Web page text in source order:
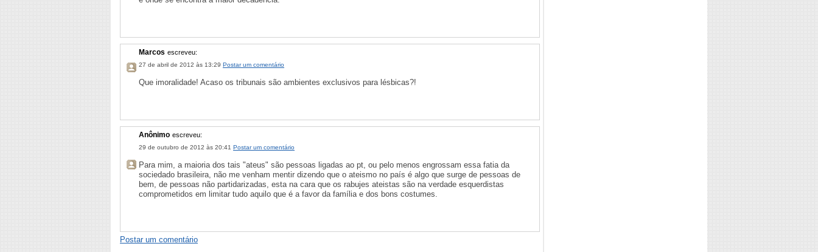
Marcos escreveu:
27 de abril de 2012 às 13:29 Postar um comentário
Que imoralidade! Acaso os tribunais são ambientes exclusivos para lésbicas?!
Anônimo escreveu:
29 de outubro de 2012 às 20:41 Postar um comentário
Para mim, a maioria dos tais "ateus" são pessoas ligadas ao pt, ou pelo menos engrossam essa fatia da
sociedado brasileira, não me venham mentir dizendo que o ateismo no país é algo que surge de pessoas de
bem, de pessoas não partidarizadas, esta na cara que os rabujes ateistas são na verdade esquerdistas
comprometidos em limitar tudo aquilo que é a favor da família e dos bons costumes.
Postar um comentário